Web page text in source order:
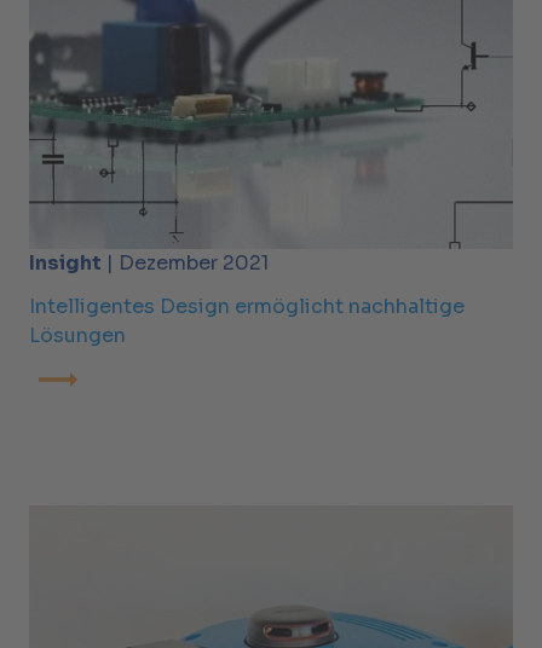
Insight | Dezember 2021
Intelligentes Design ermöglicht nachhaltige
Lösungen